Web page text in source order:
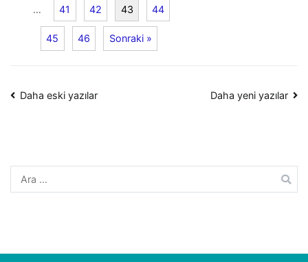
… 41 42 43 44
45 46 Sonraki »
Yazı
Daha eski yazılar Daha yeni yazılar
Arama: